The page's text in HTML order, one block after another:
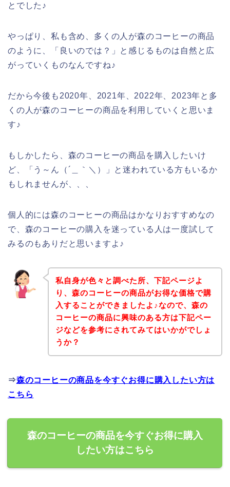
とでした♪
やっぱり、私も含め、多くの人が森のコーヒーの商品
のように、「良いのでは？」と感じるものは自然と広
がっていくものなんですね♪
だから今後も2020年、2021年、2022年、2023年と多
くの人が森のコーヒーの商品を利用していくと思いま
す♪
もしかしたら、森のコーヒーの商品を購入したいけ
ど、「う～ん（´＿｀＼）」と迷われている方もいるか
もしれませんが、、、
個人的には森のコーヒーの商品はかなりおすすめなの
で、森のコーヒーの購入を迷っている人は一度試して
みるのもありだと思いますよ♪
私自身が色々と調べた所、下記ページよ
り、森のコーヒーの商品がお得な価格で購
入することができましたよ♪なので、森の
コーヒーの商品に興味のある方は下記ペー
ジなどを参考にされてみてはいかがでしょ
うか？
⇒森のコーヒーの商品を今すぐお得に購入したい方は
こちら
森のコーヒーの商品を今すぐお得に購入
したい方はこちら